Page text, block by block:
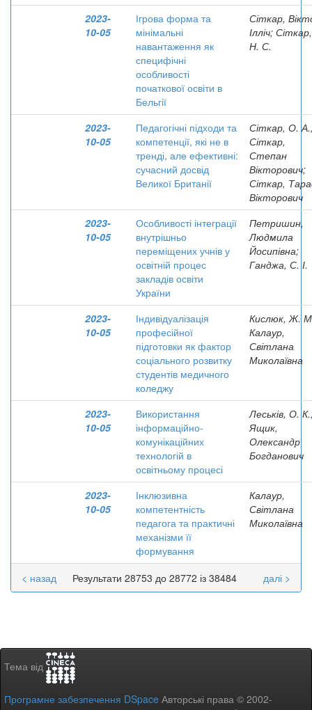
2023-
10-05
Ігрова форма та
мінімальні
навантаження як
специфічні
особливості
початкової освіти в
Бельгії
Сіткар,
Ілліч; Сіткар,
Н. С.
2023-
10-05
Педагогічні підходи та
компетенції, які не в
тренді, але ефективні:
сучасний досвід
Великої Британії
Сіткар, О.
Сіткар,
Степан
Вікторович;
Сіткар,
Вікторович
2023-
10-05
Особливості інтеграції
внутрішньо
переміщених учнів у
освітній процес
закладів освіти
України
Петришин,
Людмила
Йосипівна;
Ганджа, С. І.
2023-
10-05
Індивідуалізація
професійної
підготовки як фактор
соціального розвитку
студентів медичного
коледжу
Кислюк, Ж.
Калаур,
Світлана
Миколаївна
2023-
10-05
Використання
інформаційно-
комунікаційних
технологій в
освітньому процесі
Леськів, О.
Ящик,
Олександр
Богданович
2023-
10-05
Інклюзивна
компетентність
педагога та практичні
механізми її
формування
Калаур,
Світлана
Миколаївна
Результати 28753 до 28772 із 38484
< назад далі >
Тема від
Програмне забезпечення DSpace Авторські права © 2002-